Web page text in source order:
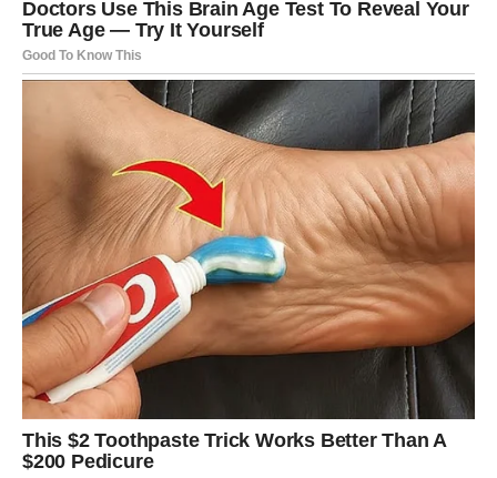
U tiganj sipatidovoljnu količinu ulja
dubine) i zagrejati na
Kada je ulje dovoljno vruće (test možete napraviti tako
što ubacite mali komadić testa – ako se odmah počne
pržiti i šuškati, temperatura je dobra), počnite sa
prženjem.
Krafne pržitisa obe strane dok ne dobiju zlatno-
smeđu boju, obično oko1-2 minuta po strani.
Vaditi ih pomoćukuhinjskih klještailicediljkei staviti
nakuhinjski papir
KRAFNE SE VEOMA BRZO PRŽE, PA
BUDITE PORED TIGANJA SVE VREME